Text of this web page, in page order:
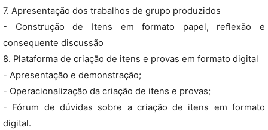
7. Apresentação dos trabalhos de grupo produzidos
- Construção de Itens em formato papel, reflexão e
consequente discussão
8. Plataforma de criação de itens e provas em formato digital
- Apresentação e demonstração;
- Operacionalização da criação de itens e provas;
- Fórum de dúvidas sobre a criação de itens em formato
digital.